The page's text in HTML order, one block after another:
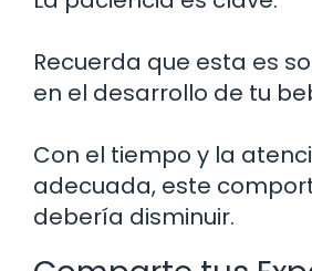
Recuerda que esta es
en el desarrollo de tu
Con el tiempo y la
adecuada, este
debería disminuir.